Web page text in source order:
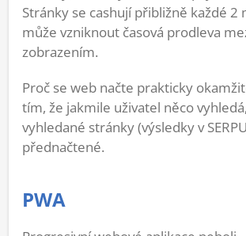
Stránky se cashují přibližně každé 2
může vzniknout časová prodleva
zobrazením.
Proč se web načte prakticky
tím, že jakmile uživatel něco
vyhledané stránky (výsledky v
přednačtené.
PWA